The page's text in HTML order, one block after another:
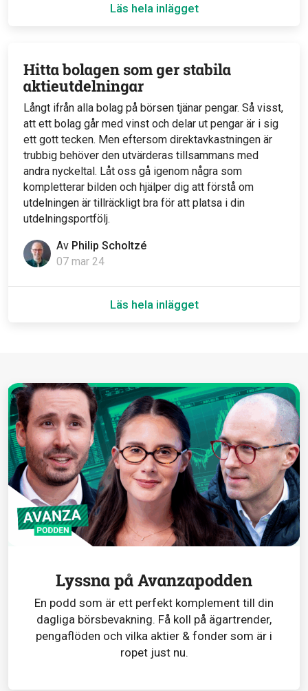
Läs hela inlägget
Av Philip Scholtzé
07 mar 24
Hitta bolagen som ger stabila
aktieutdelningar
Långt ifrån alla bolag på börsen tjänar pengar. Så visst,
att ett bolag går med vinst och delar ut pengar är i sig
ett gott tecken. Men eftersom direktavkastningen är
trubbig behöver den utvärderas tillsammans med
andra nyckeltal. Låt oss gå igenom några som
kompletterar bilden och hjälper dig att förstå om
utdelningen är tillräckligt bra för att platsa i din
utdelningsportfölj.
Läs hela inlägget
Lyssna på Avanzapodden
En podd som är ett perfekt komplement till din
dagliga börsbevakning. Få koll på ägartrender,
pengaflöden och vilka aktier & fonder som är i
ropet just nu.